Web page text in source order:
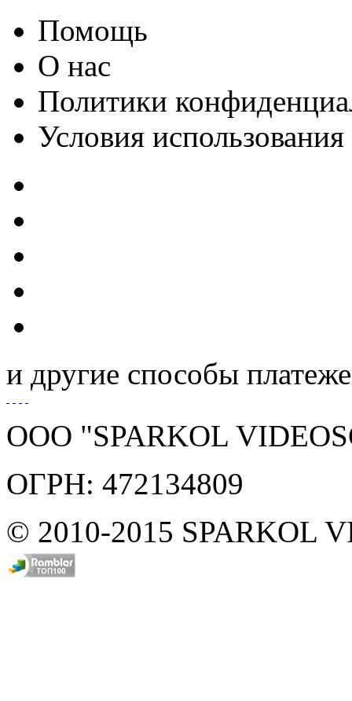
Помощь
О нас
Политики
Условия использования
и другие способы
ООО "SPARKOL
ОГРН: 472134809
© 2010-2015 SPARKOL